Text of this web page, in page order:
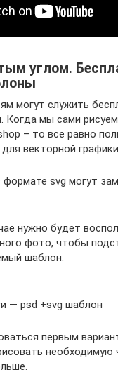
углом.
могут служить
мы сами
– то все равно
векторной графики.
формате svg могут
нужно будет
фото, чтобы
шаблон.
— psd +svg шаблон
первым
необходимую